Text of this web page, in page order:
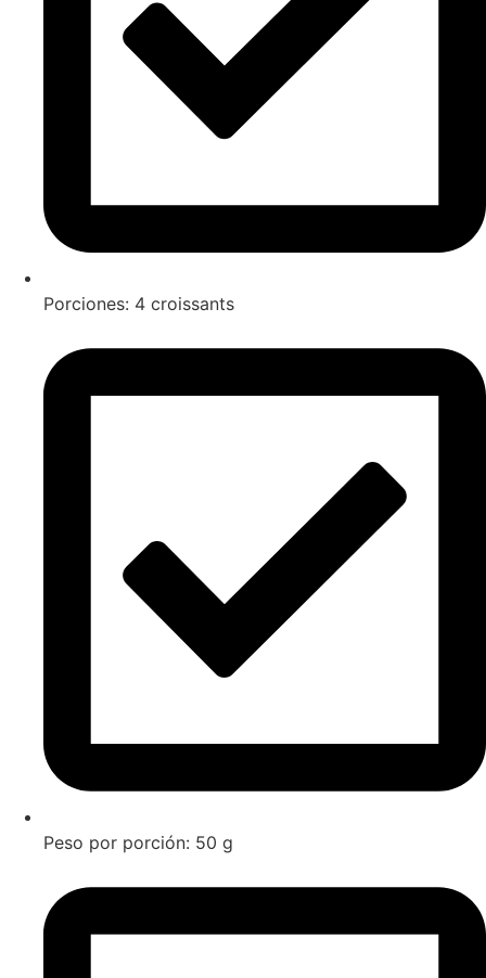
Porciones: 4 croissants
Peso por porción: 50 g